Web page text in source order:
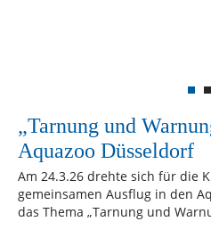
„Tarnung und
Aquazoo Düsseldorf
Am 24.3.26 drehte sich für die
gemeinsamen Ausflug in den
das Thema „Tarnung und